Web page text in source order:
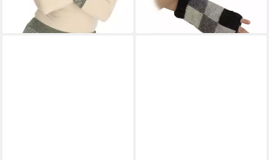
34,90 €
lieferbar - in 2-3 Werktagen bei dir
19,90 €
lieferbar - in 2-3 Werktagen bei dir